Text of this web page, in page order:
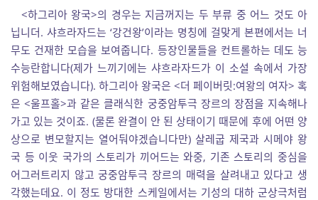
<하그리아 왕국>의 경우는 지금꺼지는 두 부류 중 어느 것도 아
닙니더. 샤흐라자드는 ‘강건왕’이라는 명칭에 걸맞게 본편에서는 너
무도 건재한 모습을 보여줍니다. 등장인물들을 컨트롤하는 데도 능
수능란합니다(제가 느끼기에는 샤흐라자드가 이 소설 속에서 가장
위험해보였습니다). 하그리아 왕국은 <더 페이버릿:여왕의 여자> 혹
은 <울프홀>과 같은 클래식한 궁중암투극 장르의 장점을 지속해나
가고 있는 것이죠. (물론 완결이 안 된 상태이기 때문에 후에 어떤 양
상으로 변모할지는 열어둬야겠습니다만) 살레굽 제국과 시메야 왕
국 등 이웃 국가의 스토리가 끼어드는 와중, 기존 스토리의 중심을
어그러트리지 않고 궁중암투극 장르의 매력을 살려내고 있다고 생
각했는데요. 이 정도 방대한 스케일에서는 기성의 대하 군상극처럼